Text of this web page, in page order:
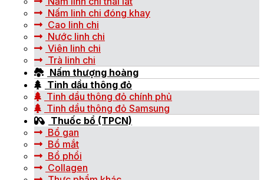
Nấm linh chi đóng khay
Cao linh chi
Nước linh chi
Viên linh chi
Trà linh chi
Nấm thượng hoàng
Tinh dầu thông đỏ
Tinh dầu thông đỏ chính phủ
Tinh dầu thông đỏ Samsung
Thuốc bổ (TPCN)
Bổ gan
Bổ mắt
Bổ phổi
Collagen